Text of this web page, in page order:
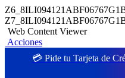
Web Content Viewer
Acciones
💳 Pide tu Tarjeta de